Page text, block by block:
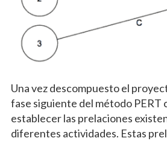
Una vez descompuesto el
fase siguiente del método PERT
establecer las prelaciones
diferentes actividades. Estas